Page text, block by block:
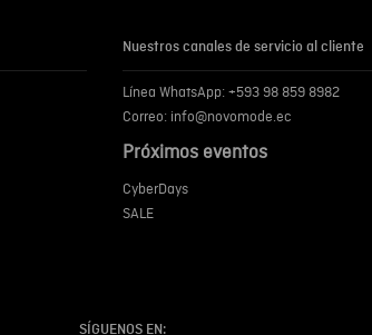
Nuestros canales de servicio al cliente
Línea WhatsApp: +593 98 859 8982
Correo: info@novomode.ec
Próximos eventos
CyberDays
SALE
SÍGUENOS EN: